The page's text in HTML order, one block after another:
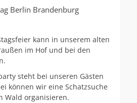
Berlin Brandenburg
kann in unserem alten
im Hof und bei den
steht bei unseren Gästen
können wir eine Schatzsuche
Wald organisieren.